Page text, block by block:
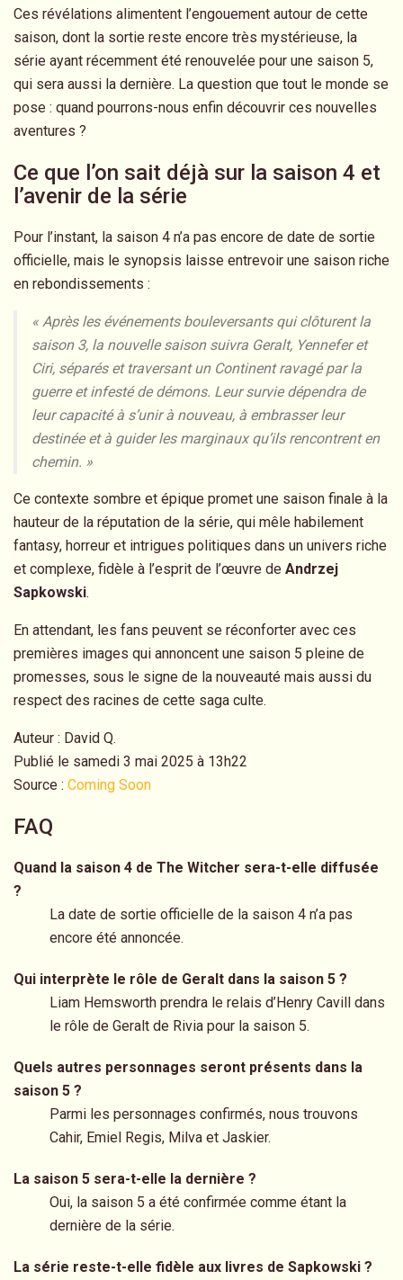
Ces révélations alimentent l’engouement autour de cette
saison, dont la sortie reste encore très mystérieuse, la
série ayant récemment été renouvelée pour une saison 5,
qui sera aussi la dernière. La question que tout le monde se
pose : quand pourrons-nous enfin découvrir ces nouvelles
aventures ?
Ce que l’on sait déjà sur la saison 4 et
l’avenir de la série
Pour l’instant, la saison 4 n’a pas encore de date de sortie
officielle, mais le synopsis laisse entrevoir une saison riche
en rebondissements :
« Après les événements bouleversants qui clôturent la
saison 3, la nouvelle saison suivra Geralt, Yennefer et
Ciri, séparés et traversant un Continent ravagé par la
guerre et infesté de démons. Leur survie dépendra de
leur capacité à s’unir à nouveau, à embrasser leur
destinée et à guider les marginaux qu’ils rencontrent en
chemin. »
Ce contexte sombre et épique promet une saison finale à la
hauteur de la réputation de la série, qui mêle habilement
fantasy, horreur et intrigues politiques dans un univers riche
et complexe, fidèle à l’esprit de l’œuvre de Andrzej
Sapkowski.
En attendant, les fans peuvent se réconforter avec ces
premières images qui annoncent une saison 5 pleine de
promesses, sous le signe de la nouveauté mais aussi du
respect des racines de cette saga culte.
Auteur : David Q.
Publié le samedi 3 mai 2025 à 13h22
Source : Coming Soon
FAQ
Quand la saison 4 de The Witcher sera-t-elle diffusée
?
La date de sortie officielle de la saison 4 n’a pas
encore été annoncée.
Qui interprète le rôle de Geralt dans la saison 5 ?
Liam Hemsworth prendra le relais d’Henry Cavill dans
le rôle de Geralt de Rivia pour la saison 5.
Quels autres personnages seront présents dans la
saison 5 ?
Parmi les personnages confirmés, nous trouvons
Cahir, Emiel Regis, Milva et Jaskier.
La saison 5 sera-t-elle la dernière ?
Oui, la saison 5 a été confirmée comme étant la
dernière de la série.
La série reste-t-elle fidèle aux livres de Sapkowski ?